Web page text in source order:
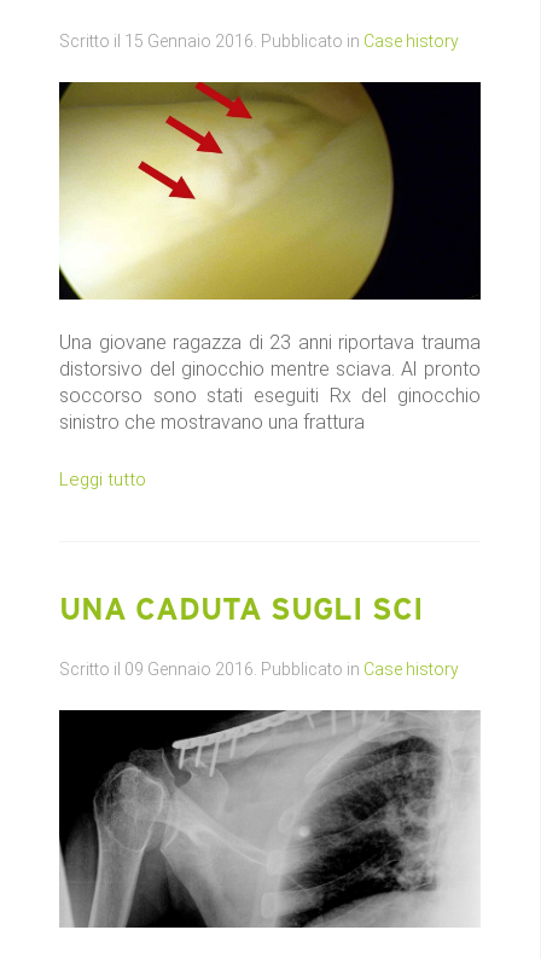
Scritto il 15 Gennaio 2016 . Pubblicato in Case history
Una giovane ragazza di 23 anni riportava trauma
distorsivo del ginocchio mentre sciava.Al pronto
soccorso sono stati eseguiti Rx del ginocchio
sinistro che mostravano una frattura
Leggi tutto
UNA CADUTA SUGLI SCI
Scritto il 09 Gennaio 2016 . Pubblicato in Case history